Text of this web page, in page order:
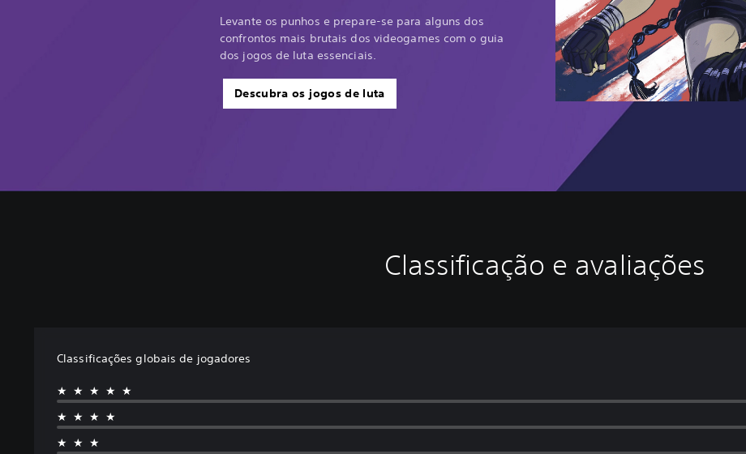
Levante os punhos e prepare-se para alguns dos
confrontos mais brutais dos videogames com o guia
dos jogos de luta essenciais.
Descubra os jogos de luta
Classificação e avaliações
Classificações globais de jogadores
★★★★★
★★★★
★★★